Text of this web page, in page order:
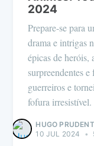
2024
Prepare-se para
drama e intrigas
épicas de heróis,
surpreendentes
guerreiros e
fofura
HUGO
10 JUL 2024
•